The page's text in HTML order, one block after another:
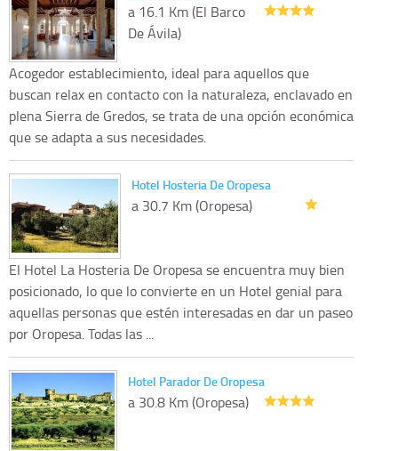
a 16.1 Km (El Barco
De Ávila)
Acogedor establecimiento, ideal para aquellos que
buscan relax en contacto con la naturaleza, enclavado en
plena Sierra de Gredos, se trata de una opción económica
que se adapta a sus necesidades.
Hotel Hosteria De Oropesa
a 30.7 Km (Oropesa)
El Hotel La Hosteria De Oropesa se encuentra muy bien
posicionado, lo que lo convierte en un Hotel genial para
aquellas personas que estén interesadas en dar un paseo
por Oropesa. Todas las ...
Hotel Parador De Oropesa
a 30.8 Km (Oropesa)